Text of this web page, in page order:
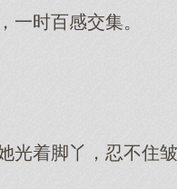
一时百感交集。
着脚丫，忍不住皱